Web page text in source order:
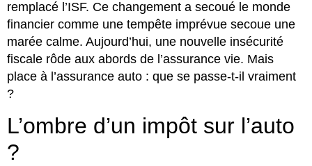
remplacé l’ISF. Ce changement a secoué le monde
financier comme une tempête imprévue secoue une
marée calme. Aujourd’hui, une nouvelle insécurité
fiscale rôde aux abords de l’assurance vie. Mais
place à l’assurance auto : que se passe-t-il vraiment
?
L’ombre d’un impôt sur l’auto
?